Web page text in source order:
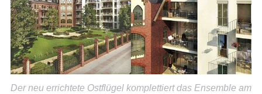
Der neu errichtete Ostflügel komplettiert das Ensemble am